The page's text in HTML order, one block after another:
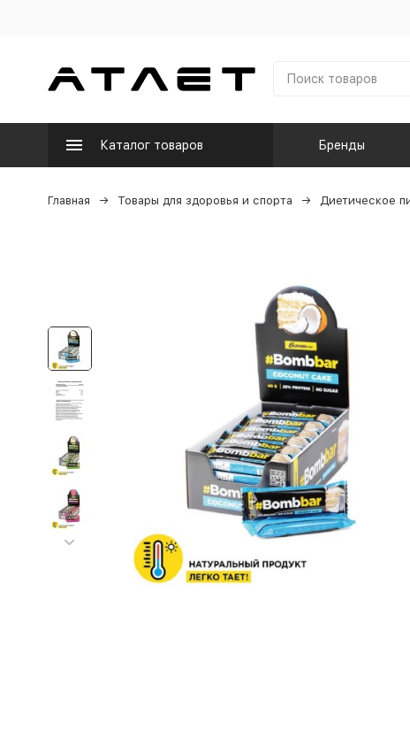
Каталог товаров Бренды
Главная Товары для здоровья и спорта Диетическое